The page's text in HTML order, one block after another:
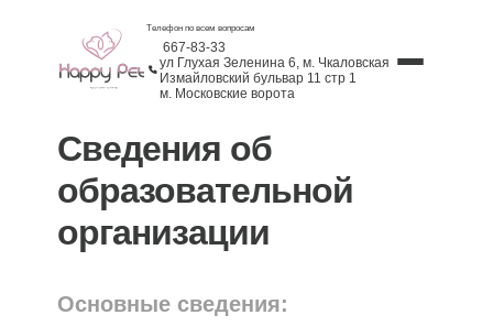
Телефон по всем вопросам
667-83-33
ул Глухая Зеленина 6, м. Чкаловская
Измайловский бульвар 11 стр 1
м. Московские ворота
Сведения об
образовательной
организации
Основные сведения: